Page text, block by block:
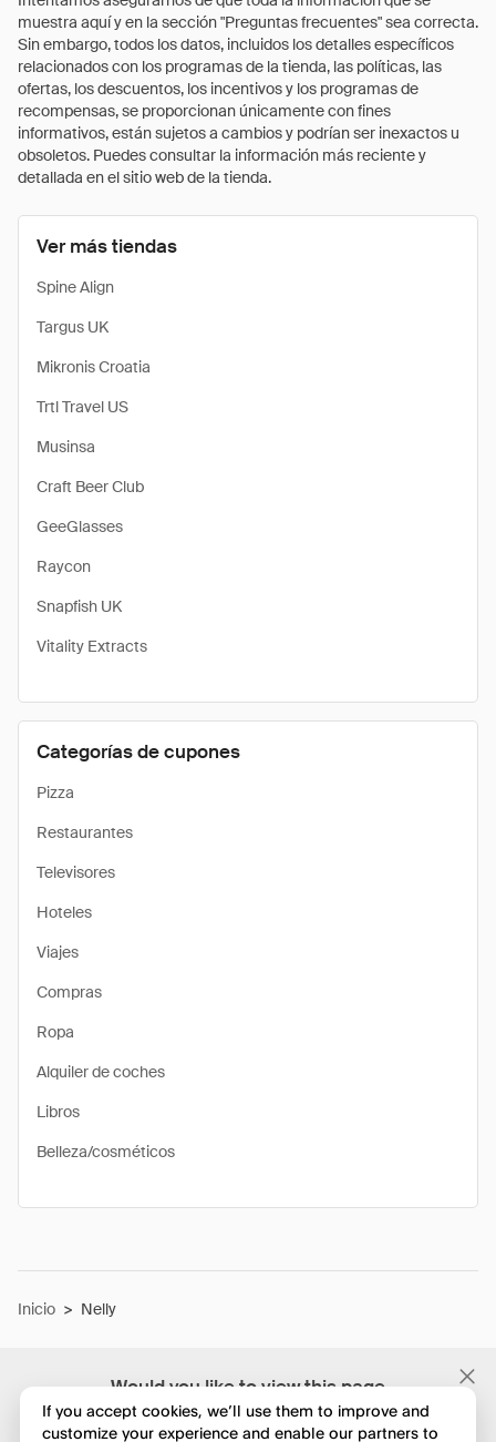
Would you like to view this page
in English?
muestra aquí y en la sección "Preguntas frecuentes" sea correcta.
Sin embargo, todos los datos, incluidos los detalles específicos
relacionados con los programas de la tienda, las políticas, las
ofertas, los descuentos, los incentivos y los programas de
recompensas, se proporcionan únicamente con fines
informativos, están sujetos a cambios y podrían ser inexactos u
obsoletos. Puedes consultar la información más reciente y
detallada en el sitio web de la tienda.
Ver más tiendas
Spine Align
Targus UK
Mikronis Croatia
Trtl Travel US
Musinsa
Craft Beer Club
GeeGlasses
Raycon
Snapfish UK
Vitality Extracts
Categorías de cupones
Pizza
Restaurantes
Televisores
Hoteles
Viajes
Compras
Ropa
Alquiler de coches
Libros
Belleza/cosméticos
Inicio > Nelly
If you accept cookies, we’ll use them to improve and
customize your experience and enable our partners to